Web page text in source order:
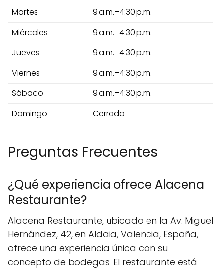
Martes
9 a.m.–4:30 p.m.
Miércoles
9 a.m.–4:30 p.m.
Jueves
9 a.m.–4:30 p.m.
Viernes
9 a.m.–4:30 p.m.
Sábado
9 a.m.–4:30 p.m.
Domingo
Cerrado
Preguntas Frecuentes
¿Qué experiencia ofrece Alacena
Restaurante?
Alacena Restaurante, ubicado en la Av. Miguel
Hernández, 42, en Aldaia, Valencia, España,
ofrece una experiencia única con su
concepto de bodegas. El restaurante está